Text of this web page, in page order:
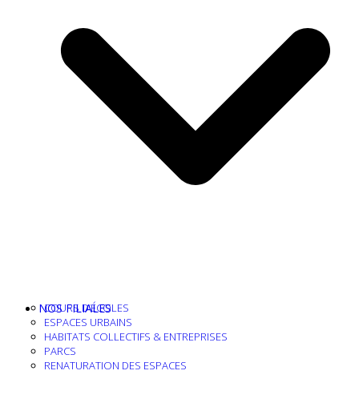
COURS D’ÉCOLES
ESPACES URBAINS
HABITATS COLLECTIFS & ENTREPRISES
PARCS
RENATURATION DES ESPACES
NOS FILIALES